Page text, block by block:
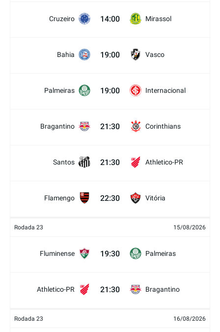
Cruzeiro 14:00 Mirassol
Bahia 19:00 Vasco
Palmeiras 19:00 Internacional
Bragantino 21:30 Corinthians
Santos 21:30 Athletico-PR
Flamengo 22:30 Vitória
Rodada 23 15/08/2026
Fluminense 19:30 Palmeiras
Athletico-PR 21:30 Bragantino
Rodada 23 16/08/2026